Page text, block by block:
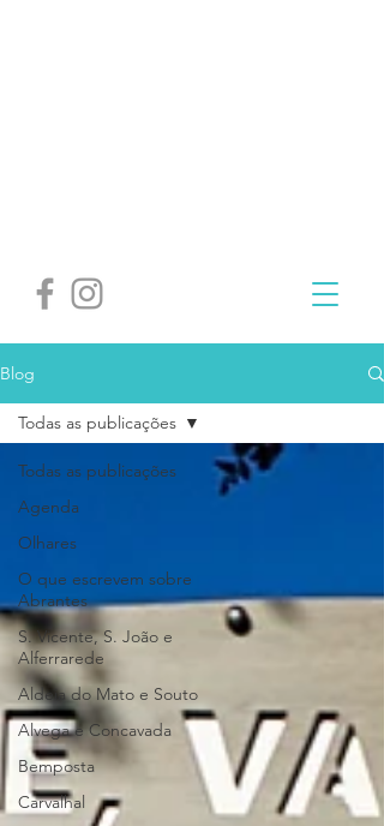
Blog
Todas as publicações
Agenda
Olhares
O que escrevem sobre
Abrantes
S. Vicente, S. João e
Alferrarede
Aldeia do Mato e Souto
Alvega e Concavada
Bemposta
Carvalhal
Todas as publicações